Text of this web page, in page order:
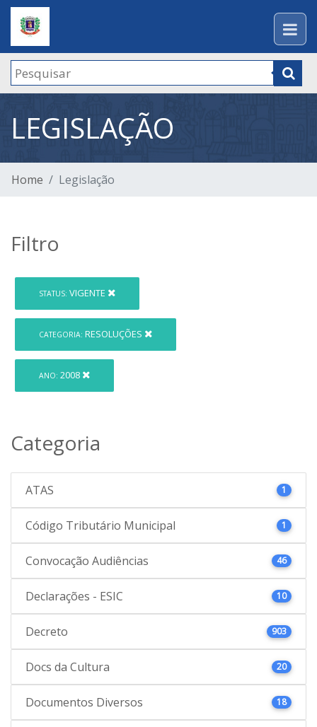
LEGISLAÇÃO
Home Legislação
Filtro
STATUS: VIGENTE
CATEGORIA: RESOLUÇÕES
ANO: 2008
Categoria
ATAS 1
Código Tributário Municipal 1
Convocação Audiências 46
Declarações - ESIC 10
Decreto 903
Docs da Cultura 20
Documentos Diversos 18